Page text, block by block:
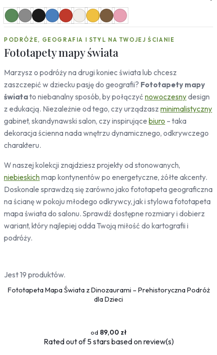
Mapy
Miasta
Londyn
Nowy Jork
Rzym
Warszawa
Kraków
Gdańsk
Moskwa
Tokio
Berlin
Wrocław
Natura
Liście
Rośliny
Bambus
Drzewa
Jedzenie
Owoce
PODRÓŻE, GEOGRAFIA I STYL NA TWOJEJ ŚCIANIE
Fototapety mapy świata
Marzysz o podróży na drugi koniec świata lub chcesz
zaszczepić w dziecku pasję do geografii? Fototapety mapy
światato niebanalny sposób, by połączyć nowoczesnydesign
z edukacją. Niezależnie od tego, czy urządzasz minimalistyczny
gabinet, skandynawski salon, czy inspirujące biuro – taka
dekoracja ścienna nada wnętrzu dynamicznego, odkrywczego
charakteru.
W naszej kolekcji znajdziesz projekty od stonowanych,
niebieskich map kontynentów po energetyczne, żółte akcenty.
Doskonale sprawdzą się zarówno jako fototapeta geograficzna
na ścianę w pokoju młodego odkrywcy, jak i stylowa fototapeta
mapa świata do salonu. Sprawdź dostępne rozmiary i dobierz
wariant, który najlepiej odda Twoją miłość do kartografii i
podróży.
Jest 19 produktów.
Fototapeta Mapa Świata z Dinozaurami – Prehistoryczna Podróż
dla Dzieci
89,00 zł
Ratedout of 5 stars based onreview(s)